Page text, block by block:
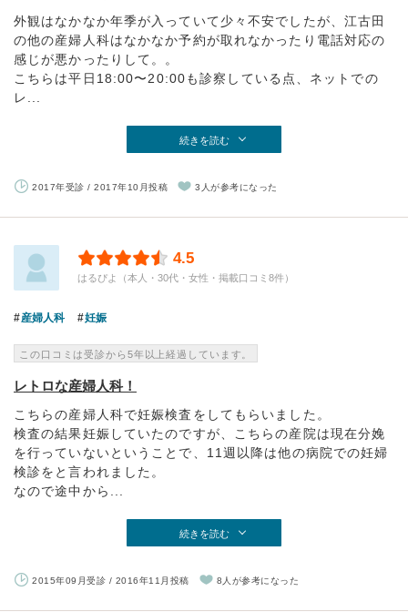
外観はなかなか年季が入っていて少々不安でしたが、江古田
の他の産婦人科はなかなか予約が取れなかったり電話対応の
感じが悪かったりして。。
こちらは平日18:00〜20:00も診察している点、ネットでの
レ...
続きを読む
2017年受診 / 2017年10月投稿 3人が参考になった
4.5
はるぴよ（本人・30代・女性・掲載口コミ8件）
産婦人科 妊娠
この口コミは受診から5年以上経過しています。
レトロな産婦人科！
こちらの産婦人科で妊娠検査をしてもらいました。
検査の結果妊娠していたのですが、こちらの産院は現在分娩
を行っていないということで、11週以降は他の病院での妊婦
検診をと言われました。
なので途中から...
続きを読む
2015年09月受診 / 2016年11月投稿 8人が参考になった